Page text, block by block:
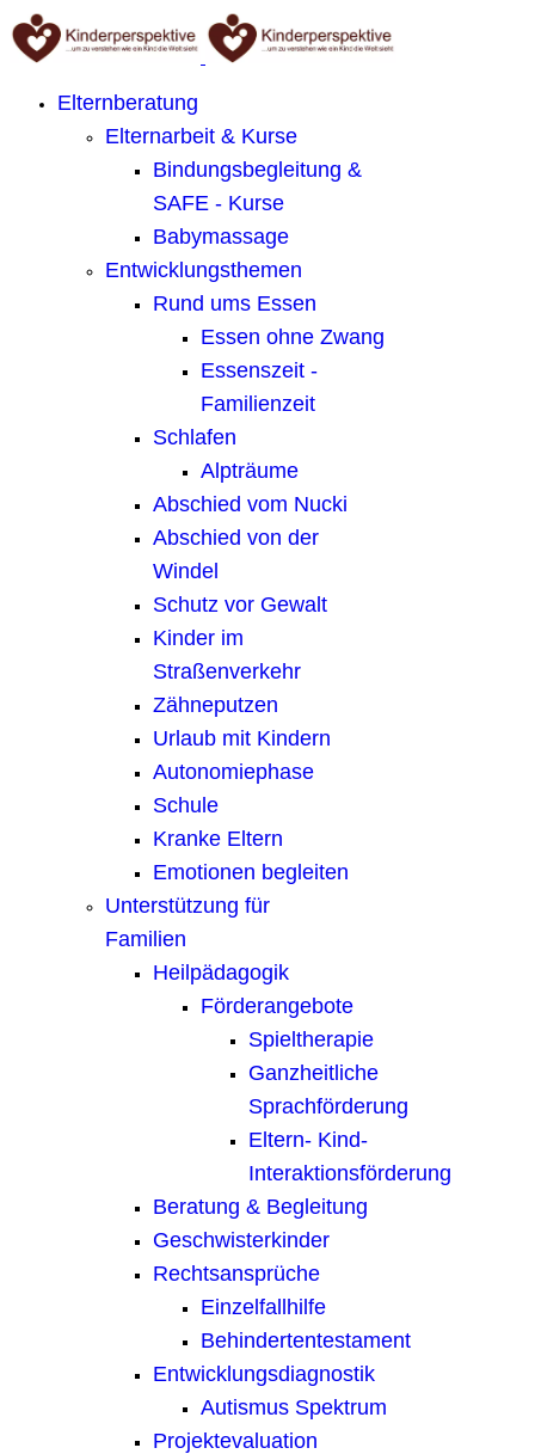
Elternberatung
Elternarbeit & Kurse
Bindungsbegleitung &
SAFE - Kurse
Babymassage
Entwicklungsthemen
Rund ums Essen
Essen ohne Zwang
Essenszeit -
Familienzeit
Schlafen
Alpträume
Abschied vom Nucki
Abschied von der
Windel
Schutz vor Gewalt
Kinder im
Straßenverkehr
Zähneputzen
Urlaub mit Kindern
Autonomiephase
Schule
Kranke Eltern
Emotionen begleiten
Unterstützung für
Familien
Heilpädagogik
Förderangebote
Spieltherapie
Ganzheitliche
Sprachförderung
Eltern- Kind-
Interaktionsförderung
Beratung & Begleitung
Geschwisterkinder
Rechtsansprüche
Einzelfallhilfe
Behindertentestament
Entwicklungsdiagnostik
Autismus Spektrum
Projektevaluation